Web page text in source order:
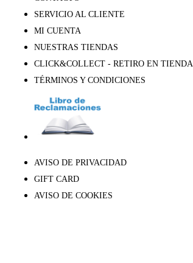
SERVICIO AL CLIENTE
MI CUENTA
NUESTRAS TIENDAS
CLICK&COLLECT - RETIRO EN TIENDA
TÉRMINOS Y CONDICIONES
AVISO DE PRIVACIDAD
GIFT CARD
AVISO DE COOKIES